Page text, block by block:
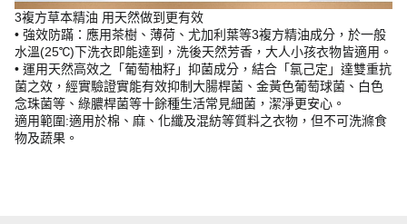
3複方草本精油 用天然做到更有效
• 強效防蹣：應用茶樹、薄荷、尤加利葉等3複方精油成分，於一般
水溫(25℃)下洗衣即能達到，洗後天然芳香，大人小孩衣物皆適用。
• 運用天然高效之「葡萄柚籽」抑菌成分，結合「氯己定」達雙重抗
菌之效，經實驗證實能有效抑制大腸桿菌、金黃色葡萄球菌、白色
念珠菌等、綠膿桿菌等十餘種生活常見細菌，潔淨更安心。
適用範圍:適用於棉、麻、化纖及混紡等質料之衣物，但不可洗滌食
物及蔬果。